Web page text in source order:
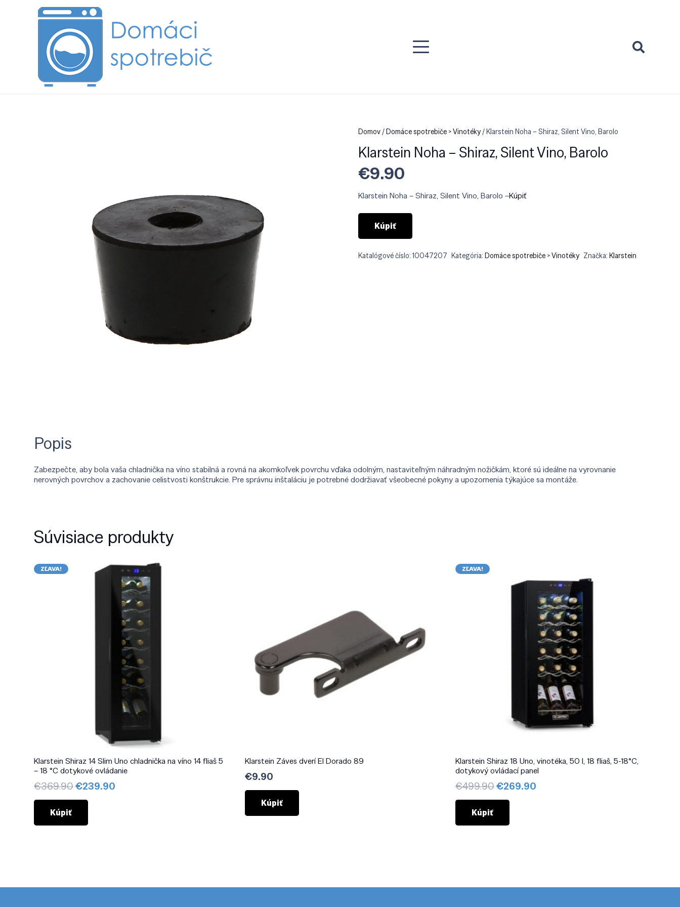
Domov/Domáce spotrebiče > Vinotéky/ Klarstein Noha – Shiraz, Silent Vino, Barolo
Klarstein Noha – Shiraz, Silent Vino, Barolo
€9.90
Klarstein Noha – Shiraz, Silent Vino, Barolo –Kúpiť
Kúpiť
Katalógové číslo:10047207 Kategória:Domáce spotrebiče > Vinotéky Značka: Klarstein
Popis
Zabezpečte, aby bola vaša chladnička na víno stabilná a rovná na akomkoľvek povrchu vďaka odolným, nastaviteľným náhradným nožičkám, ktoré sú ideálne na vyrovnanie
nerovných povrchov a zachovanie celistvosti konštrukcie. Pre správnu inštaláciu je potrebné dodržiavať všeobecné pokyny a upozornenia týkajúce sa montáže.
Súvisiace produkty
ZĽAVA!
Klarstein Shiraz 14 Slim Uno chladnička na víno 14 fliaš 5
– 18 °C dotykové ovládanie
€369.90Pôvodná
cena
€369.90.
€239.90
Kúpiť
Klarstein Záves dverí El Dorado 89
€9.90
Kúpiť
ZĽAVA!
Klarstein Shiraz 18 Uno, vinotéka, 50 l, 18 fliaš, 5-18°C,
dotykový ovládací panel
€499.90Pôvodná
cena
€499.90.
€269.90
Kúpiť